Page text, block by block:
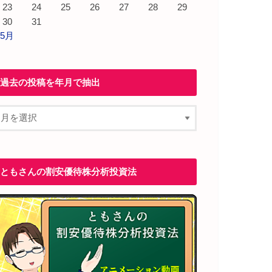
23 24 25 26 27 28
29
30
31
月
過去の投稿を年月で抽出
ともさんの割安優待株分析投資法